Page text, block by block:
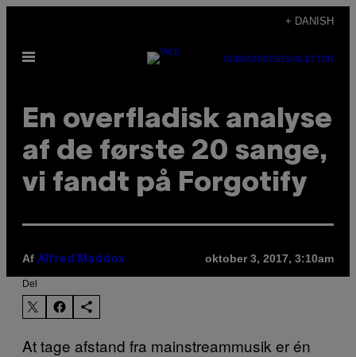
indhold
+ DANISH
Åbn
SUBSCRIBENEWSLETTER
En overfladisk analyse
af de første 20 sange,
vi fandt på Forgotify
Af Alfred Maddox oktober 3, 2017, 3:10am
Del
At tage afstand fra mainstreammusik er én